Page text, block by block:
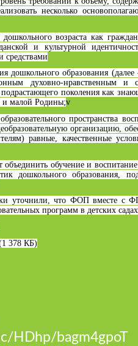
несколько
возраста как
и культурной
средствами
дошкольного образования
духовно-нравственным и
подрастающего поколения как
и малой Родины;v
пространства
организацию,
равные, качественные
объединить обучение и
дошкольного образования,
уточнили, что ФОП вместе с
программ в детских
378 КБ)
HDhp/bagm4gpoT